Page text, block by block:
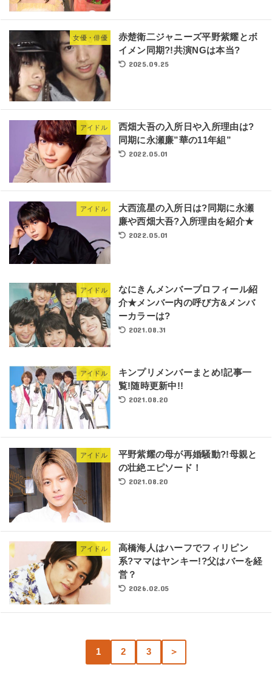
女優・俳優
赤楚衛二ジャニーズ平野紫耀とボ
イメン同期?!共演NGは本当?
2025.09.25
アイドル
西畑大吾の入所日や入所理由は?
同期に永瀬廉”華の11年組”
2022.05.01
アイドル
大西流星の入所日は?同期に永瀬
廉や西畑大吾?入所理由を紹介★
2022.05.01
アイドル
なにきんメンバープロフィール紹
介★メンバー内の呼び方&メンバ
ーカラーは?
2021.08.31
アイドル
キンプリメンバーまとめ!記事一
覧!随時更新中!!
2021.08.20
アイドル
平野紫耀の母が再婚騒動?!母親と
の壮絶エピソード！
2021.08.20
アイドル
高橋海人はハーフでフィリピン
系?ママはヤンキー!?父はバーを経
営？
2026.02.05
1 2 3 ＞